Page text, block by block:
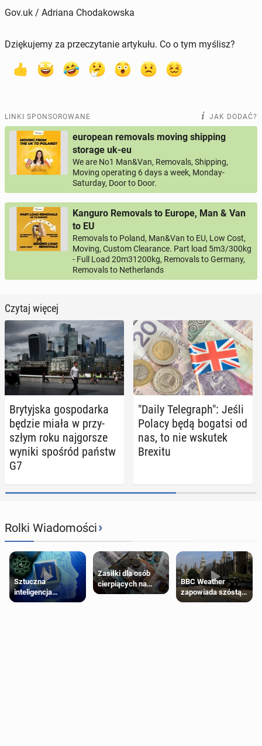
Gov.uk / Adriana Chodakowska
Dziękujemy za przeczytanie artykułu. Co o tym myślisz?
LINKI SPONSOROWANE JAK DODAĆ?
european removals moving shipping
storage uk-eu
We are No1 Man&Van, Removals, Shipping,
Moving operating 6 days a week, Monday-
Saturday, Door to Door.
Kanguro Removals to Europe, Man & Van
to EU
Removals to Poland, Man&Van to EU, Low Cost,
Moving, Custom Clearance. Part load 5m3/300kg
- Full Load 20m31200kg, Removals to Germany,
Removals to Netherlands
Czytaj więcej
Bry­tyj­ska go­spo­dar­ka
będzie miała w przy­
szłym roku naj­gor­sze
wyniki spośród państw
G7
"Daily Te­le­graph": Jeśli
Polacy będą bogatsi od
nas, to nie wskutek
Brexitu
Rolki Wiadomości›
Sztuczna
inteligencja
próbowała oszukać
Zasiłki dla osób
cierpiących na
schorzenia
BBC Weather
zapowiada szóstą
falę upałów w